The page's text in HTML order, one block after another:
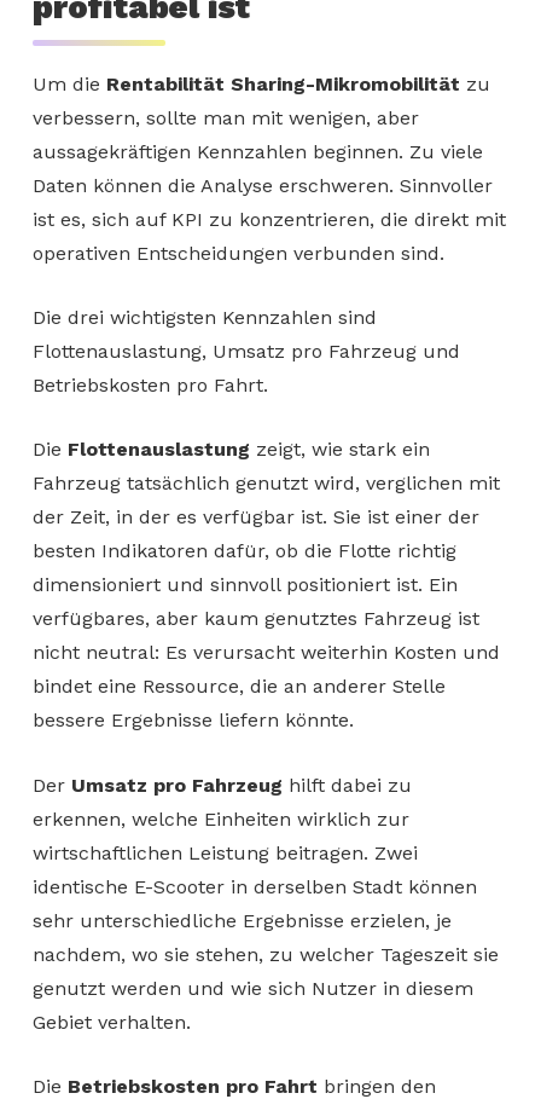
Um die Rentabilität Sharing-Mikromobilität zu
verbessern, sollte man mit wenigen, aber
aussagekräftigen Kennzahlen beginnen. Zu viele
Daten können die Analyse erschweren. Sinnvoller
ist es, sich auf KPI zu konzentrieren, die direkt mit
operativen Entscheidungen verbunden sind.
Die drei wichtigsten Kennzahlen sind
Flottenauslastung, Umsatz pro Fahrzeug und
Betriebskosten pro Fahrt.
Die Flottenauslastung zeigt, wie stark ein
Fahrzeug tatsächlich genutzt wird, verglichen mit
der Zeit, in der es verfügbar ist. Sie ist einer der
besten Indikatoren dafür, ob die Flotte richtig
dimensioniert und sinnvoll positioniert ist. Ein
verfügbares, aber kaum genutztes Fahrzeug ist
nicht neutral: Es verursacht weiterhin Kosten und
bindet eine Ressource, die an anderer Stelle
bessere Ergebnisse liefern könnte.
Der Umsatz pro Fahrzeug hilft dabei zu
erkennen, welche Einheiten wirklich zur
wirtschaftlichen Leistung beitragen. Zwei
identische E-Scooter in derselben Stadt können
sehr unterschiedliche Ergebnisse erzielen, je
nachdem, wo sie stehen, zu welcher Tageszeit sie
genutzt werden und wie sich Nutzer in diesem
Gebiet verhalten.
Die Betriebskosten pro Fahrt bringen den